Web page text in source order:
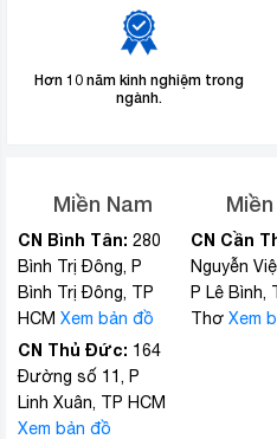
Hơn 10 năm kinh nghiệm trong
ngành.
Miền Nam
CN Bình Tân: 280
Bình Trị Đông, P
Bình Trị Đông, TP
HCM Xem bản đồ
CN Thủ Đức: 164
Đường số 11, P
Linh Xuân, TP HCM
Xem bản đồ
CN Cần
Nguyễn
P Lê Bình,
Thơ Xem